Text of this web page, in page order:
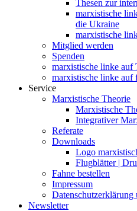
Thesen zur
marxistische
die Ukraine
marxistische
Mitglied werden
Spenden
marxistische linke auf
marxistische linke auf
Service
Marxistische Theorie
Marxistische
Integrativer
Referate
Downloads
Logo
Flugblätter |
Fahne bestellen
Impressum
Datenschutzerklärung
Newsletter